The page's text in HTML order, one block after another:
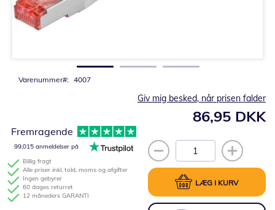
Varenummer 4007
86,95 DKK
Giv mig besked, når prisen falder
LÆG I KURV
Billig fragt
Alle priser inkl. told, moms og afgifter
Ingen gebyrer
60 dages returret
12 måneders GARANTI
Fremragende
99,015 anmeldelser på
Gå